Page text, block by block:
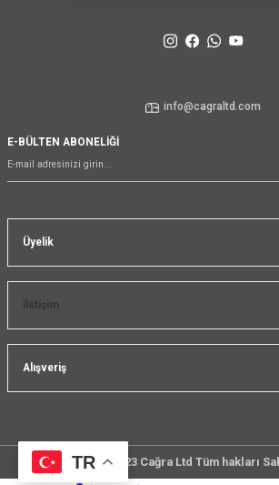
Üyelik
İletişim
Alışveriş
TR
info@cagraltd.com
E-BÜLTEN ABONELİĞİ
@2023 Cağra Ltd Tüm hakları